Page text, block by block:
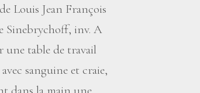
Louis Jean François
Sinebrychoff, inv. A
une table de travail
sanguine et craie,